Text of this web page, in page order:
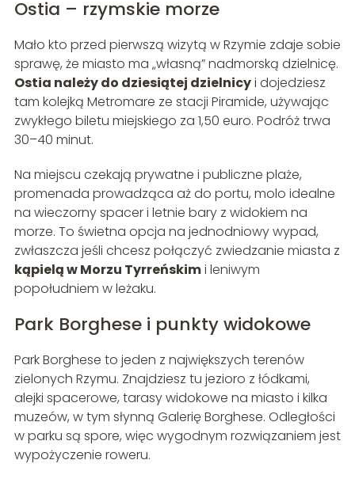
Ostia – rzymskie morze
Mało kto przed pierwszą wizytą w Rzymie zdaje sobie
sprawę, że miasto ma „własną” nadmorską dzielnicę.
Ostia należy do dziesiątej dzielnicyi dojedziesz
tam kolejką Metromare ze stacji Piramide, używając
zwykłego biletu miejskiego za 1,50 euro. Podróż trwa
30–40 minut.
Na miejscu czekają prywatne i publiczne plaże,
promenada prowadząca aż do portu, molo idealne
na wieczorny spacer i letnie bary z widokiem na
morze. To świetna opcja na jednodniowy wypad,
zwłaszcza jeśli chcesz połączyć zwiedzanie miasta z
kąpielą w Morzu Tyrreńskimi leniwym
popołudniem w leżaku.
Park Borghese i punkty widokowe
Park Borghese to jeden z największych terenów
zielonych Rzymu. Znajdziesz tu jezioro z łódkami,
alejki spacerowe, tarasy widokowe na miasto i kilka
muzeów, w tym słynną Galerię Borghese. Odległości
w parku są spore, więc wygodnym rozwiązaniem jest
wypożyczenie roweru.